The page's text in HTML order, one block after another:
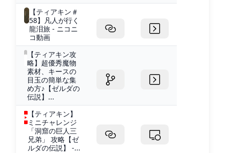
【ティアキン＃
58】凡人が行く
龍泪旅 - ニコニ
コ動画
【ティアキン攻
略】超優秀魔物
素材、キースの
目玉の簡単な集
め方♪【ゼルダの
伝説】...
【ティアキン】
ミニチャレンジ
「洞窟の巨人三
兄弟」 攻略【ゼ
ルダの伝説】 -...